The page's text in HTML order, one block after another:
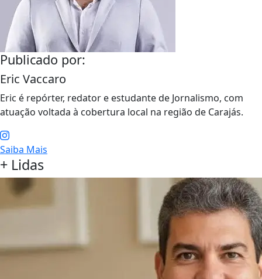
Publicado por:
Eric Vaccaro
Eric é repórter, redator e estudante de Jornalismo, com
atuação voltada à cobertura local na região de Carajás.
Saiba Mais
+ Lidas